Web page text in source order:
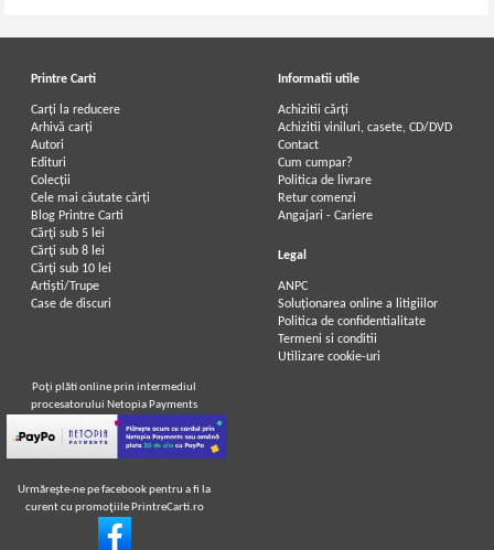
Printre Carti
Carți la reducere
Arhivă carți
Autori
Edituri
Colecții
Cele mai căutate cărți
Blog Printre Carti
Cărţi sub 5 lei
Cărţi sub 8 lei
Cărţi sub 10 lei
Artiști/Trupe
Case de discuri
Informatii utile
Achizitii cărți
Achizitii viniluri, casete, CD/DVD
Contact
Cum cumpar?
Politica de livrare
Retur comenzi
Angajari - Cariere
Legal
ANPC
Soluționarea online a litigiilor
Politica de confidentialitate
Termeni si conditii
Utilizare cookie-uri
Poţi plăti online prin intermediul
procesatorului Netopia Payments
Urmăreşte-ne pe facebook pentru a fi la
curent cu promoţiile PrintreCarti.ro